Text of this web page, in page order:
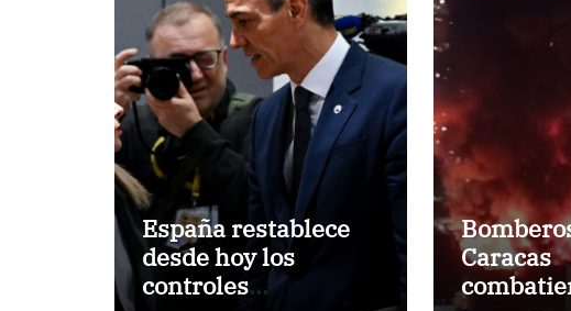
España restablece
desde hoy los
controles
Caracas